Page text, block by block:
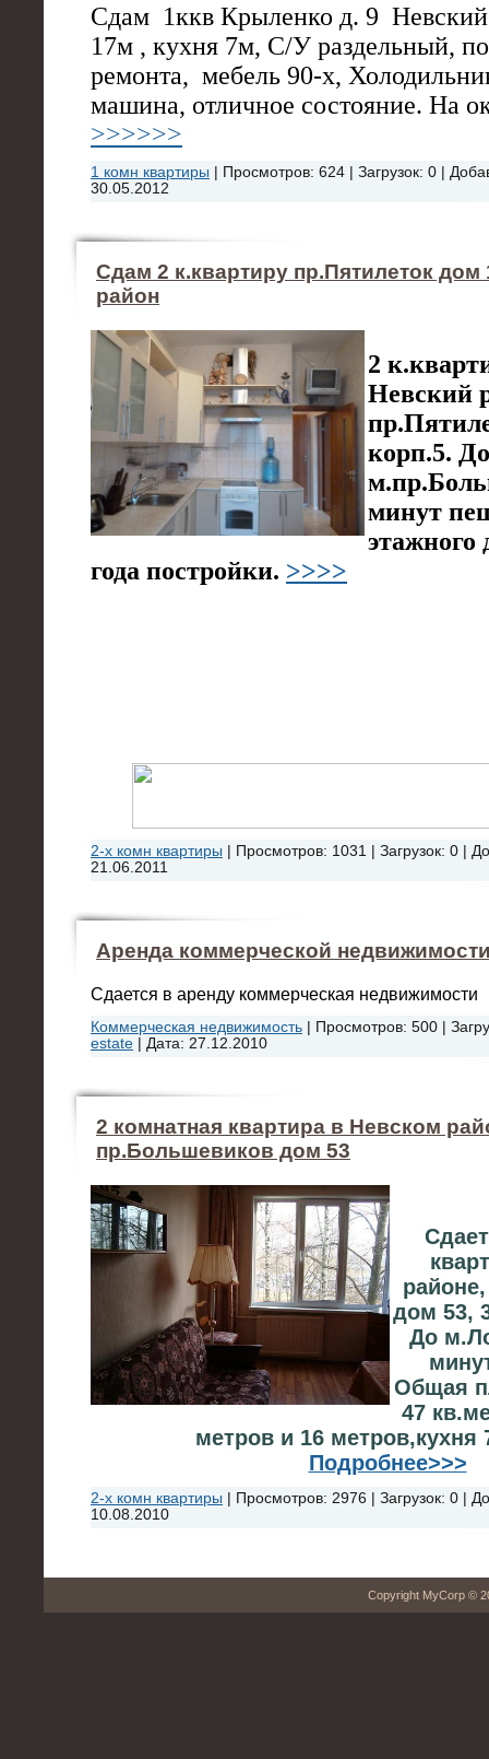
Сдам 1ккв Крыленко д. 9
17м , кухня 7м, С/У раздельный,
ремонта, мебель 90-х,
машина, отличное состояние. На
>>>>>>
1 комн квартиры Просмотров: 624 Загрузок: 0
30.05.2012
Сдам 2 к.квартиру пр.Пятилеток дом
район
2
Невский
корп.5. До
минут
этажного
года постройки. >>>>
2-х комн квартиры Просмотров: 1031 Загрузок: 0
21.06.2011
Аренда коммерческой
Сдается в аренду коммерческая недвижимости
Коммерческая недвижимость Просмотров: 500
estate
Дата: 27.12.2010
2 комнатная квартира в Невском
пр.Большевиков дом 53
дом 53,
До
Общая
47
метров и 16 метров,кухня
Подробнее>>>
2-х комн квартиры Просмотров: 2976 Загрузок: 0
10.08.2010
Copyright MyCorp ©